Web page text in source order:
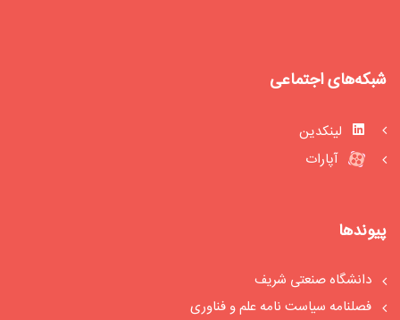
شبکه‌های اجتماعی
لینکدین
آپارات
پیوندها
دانشگاه صنعتی شریف
فصلنامه سیاست‏ نامه علم و فناوری